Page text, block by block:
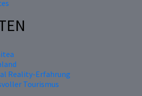
Reality-Erfahrung
Tourismus